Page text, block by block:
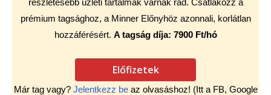
prémium tagsághoz, a Minner Előnyhöz azonnali, korlátlan
hozzáférésért. A tagság díja: 7900 Ft/hó
Előfizetek
Már tag vagy? Jelentkezz beaz olvasáshoz! (Itt a FB, Google